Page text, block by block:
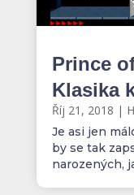
Prince
Klasika
Říj 21, 2018 |
Je asi jen
by se tak
narozených,